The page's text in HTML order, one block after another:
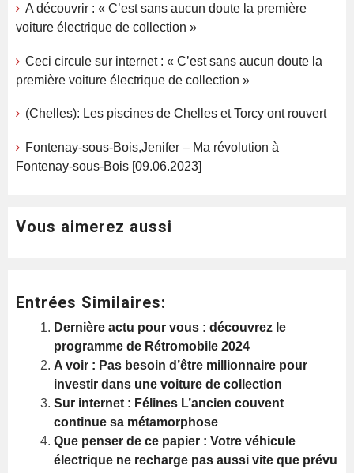
A découvrir : « C’est sans aucun doute la première
voiture électrique de collection »
Ceci circule sur internet : « C’est sans aucun doute la
première voiture électrique de collection »
(Chelles): Les piscines de Chelles et Torcy ont rouvert
Fontenay-sous-Bois,Jenifer – Ma révolution à
Fontenay-sous-Bois [09.06.2023]
Vous aimerez aussi
Entrées Similaires:
Dernière actu pour vous : découvrez le
programme de Rétromobile 2024
A voir : Pas besoin d’être millionnaire pour
investir dans une voiture de collection
Sur internet : Félines L’ancien couvent
continue sa métamorphose
Que penser de ce papier : Votre véhicule
électrique ne recharge pas aussi vite que prévu